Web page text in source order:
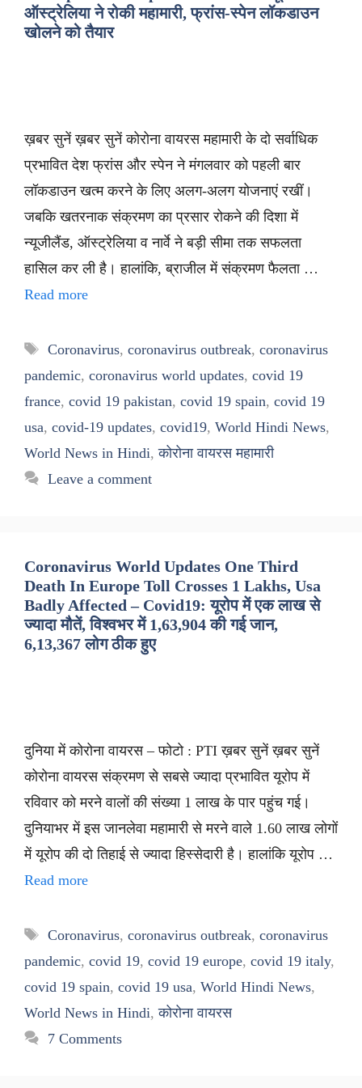
ऑस्ट्रेलिया ने रोकी महामारी, फ्रांस-स्पेन लॉकडाउन
खोलने को तैयार
ख़बर सुनें ख़बर सुनें कोरोना वायरस महामारी के दो सर्वाधिक
प्रभावित देश फ्रांस और स्पेन ने मंगलवार को पहली बार
लॉकडाउन खत्म करने के लिए अलग-अलग योजनाएं रखीं।
जबकि खतरनाक संक्रमण का प्रसार रोकने की दिशा में
न्यूजीलैंड, ऑस्ट्रेलिया व नार्वे ने बड़ी सीमा तक सफलता
हासिल कर ली है। हालांकि, ब्राजील में संक्रमण फैलता …
Read more
Tags
Coronavirus, coronavirus outbreak, coronavirus
pandemic, coronavirus world updates, covid 19
france, covid 19 pakistan, covid 19 spain, covid 19
usa, covid-19 updates, covid19, World Hindi News,
World News in Hindi,कोरोना वायरस महामारी
Leave a comment
Coronavirus World Updates One Third
Death In Europe Toll Crosses 1 Lakhs, Usa
Badly Affected – Covid19: यूरोप में एक लाख से
ज्यादा मौतें, विश्वभर में 1,63,904 की गई जान,
6,13,367 लोग ठीक हुए
दुनिया में कोरोना वायरस – फोटो : PTI ख़बर सुनें ख़बर सुनें
कोरोना वायरस संक्रमण से सबसे ज्यादा प्रभावित यूरोप में
रविवार को मरने वालों की संख्या 1 लाख के पार पहुंच गई।
दुनियाभर में इस जानलेवा महामारी से मरने वाले 1.60 लाख लोगों
में यूरोप की दो तिहाई से ज्यादा हिस्सेदारी है। हालांकि यूरोप …
Read more
Tags
Coronavirus, coronavirus outbreak, coronavirus
pandemic, covid 19, covid 19 europe, covid 19 italy,
covid 19 spain, covid 19 usa, World Hindi News,
World News in Hindi,कोरोना वायरस
7 Comments